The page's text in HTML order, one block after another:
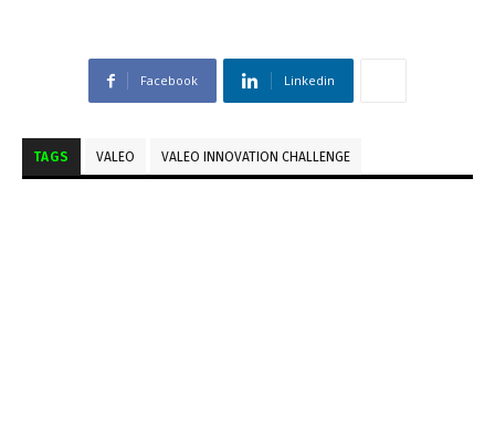
Facebook Linkedin
TAGS VALEO VALEO INNOVATION CHALLENGE